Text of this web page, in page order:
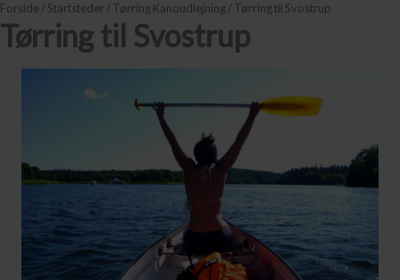
Forside/ Startsteder / Tørring Kanoudlejning/ Tørring til Svostrup
Tørring til Svostrup